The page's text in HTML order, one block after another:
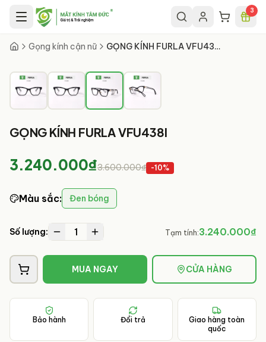
Chuyển đến nội dung chính 3
Gọng kính cận nữ GỌNG KÍNH FURLA VFU438I
GỌNG KÍNH FURLA VFU438I
3.240.000₫3.600.000₫ -10%
Màu sắc: Đen bóng
Số lượng: 1 Tạm tính:3.240.000₫
MUA NGAY CỬA HÀNG
Bảo hành Đổi trả
Giao hàng toàn
quốc